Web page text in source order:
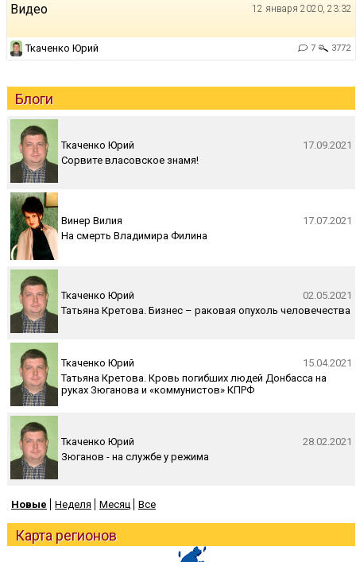
Видео 12 января 2020, 23:32
Ткаченко Юрий 7 3772
Блоги
Ткаченко Юрий
17.09.2021
Сорвите власовское знамя!
Винер Вилия
17.07.2021
На смерть Владимира Филина
Ткаченко Юрий
02.05.2021
Татьяна Кретова. Бизнес – раковая опухоль человечества
Ткаченко Юрий
15.04.2021
Татьяна Кретова. Кровь погибших людей Донбасса на
руках Зюганова и «коммунистов» КПРФ
Ткаченко Юрий
28.02.2021
Зюганов - на службе у режима
Новые Неделя Месяц Все
Карта регионов